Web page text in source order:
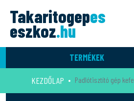
Takaritogepes
eszkoz.hu
TERMÉKEK
KEZDŐLAP Padlótisztító gép kefe